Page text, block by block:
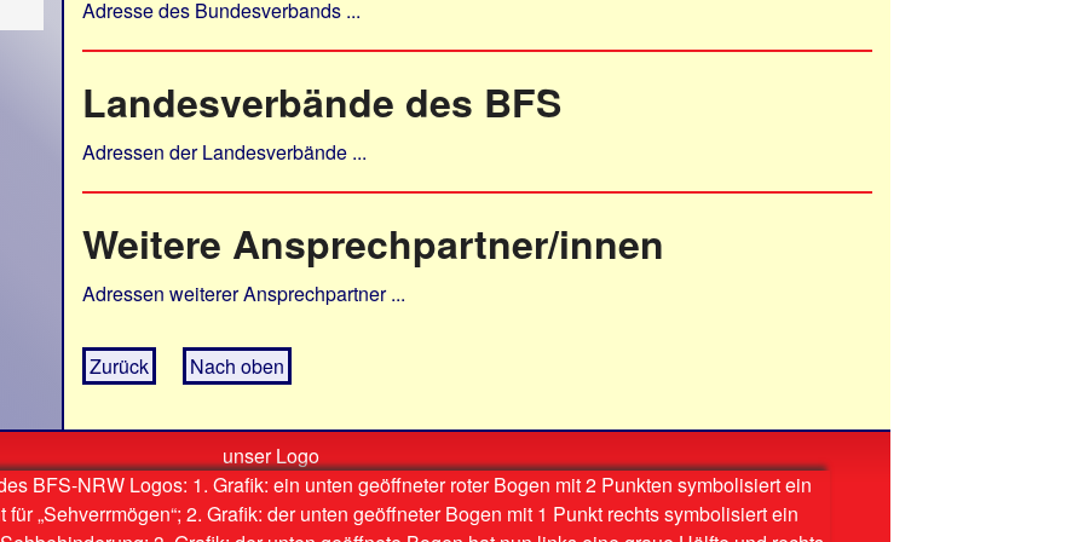
Adresse des Bundesverbands ...
Landesverbände des BFS
Adressen der Landesverbände ...
Weitere Ansprechpartner/innen
Adressen weiterer Ansprechpartner ...
Zurück Nach oben
unser Logo